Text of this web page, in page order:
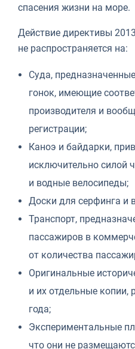
спасения жизни на море.
Действие директивы
не распространяется на:
Суда,
гонок, имеющие
производителя и
регистрации;
Каноэ и байдарки,
исключительно силой
и водные велосипеды;
Доски для серфинга и
Транспорт,
пассажиров в
от количества
Оригинальные
и их отдельные копии,
года;
Экспериментальные
что они не